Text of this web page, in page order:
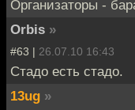
Организаторы -
Orbis »
#63 | 26.07.10 16:43
Стадо есть стадо.
13ug »